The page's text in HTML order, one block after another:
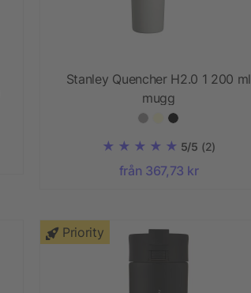
Stanley Quencher H2.0 1 200 ml
mugg
5/5 (2)
från 367,73 kr
Priority